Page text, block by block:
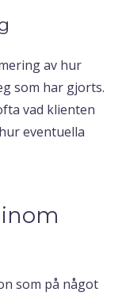
av hur
som har gjorts.
vad klienten
eventuella
som på något